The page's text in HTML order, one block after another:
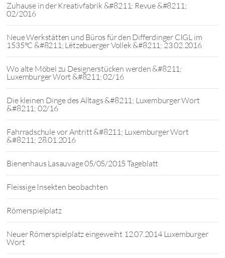
Zuhause in der Kreativfabrik &#8211; Revue &#8211;
02/2016
Neue Werkstätten und Büros für den Differdinger CIGL im
1535°C &#8211; Lëtzebuerger Vollek &#8211; 23.02.2016
Wo alte Möbel zu Designerstücken werden &#8211;
Luxemburger Wort &#8211; 02/16
Die kleinen Dinge des Alltags &#8211; Luxemburger Wort
&#8211; 02/16
Fahrradschule vor Antritt &#8211; Luxemburger Wort
&#8211; 28.01.2016
Bienenhaus Lasauvage 05/05/2015 Tageblatt
Fleissige Insekten beobachten
Römerspielplatz
Neuer Römerspielplatz eingeweiht 12.07.2014 Luxemburger
Wort